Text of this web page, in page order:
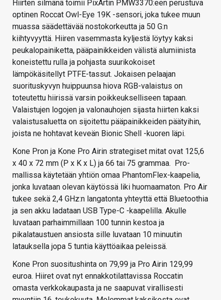
Hiirten silmänä toimii PixArtin PMW3370:een perustuva
optinen Roccat Owl-Eye 19K -sensori, joka tukee muun
muassa säädettävää nostokorkeutta ja 50 G:n
kiihtyvyyttä. Hiiren vasemmasta kyljestä löytyy kaksi
peukalopainiketta, pääpainikkeiden välistä alumiinista
koneistettu rulla ja pohjasta suurikokoiset
lämpökäsitellyt PTFE-tassut. Jokaisen pelaajan
suorituskyvyn huippuunsa hiova RGB-valaistus on
toteutettu hiirissä varsin poikkeukselliseen tapaan.
Valaistujen logojen ja valonauhojen sijasta hiirten kaksi
valaistusaluetta on sijoitettu pääpainikkeiden päätyihin,
joista ne hohtavat keveän Bionic Shell -kuoren läpi.
Kone Pron ja Kone Pro Airin strategiset mitat ovat 125,6
x 40 x 72 mm (P x K x L) ja 66 tai 75 grammaa. Pro-
mallissa käytetään yhtiön omaa PhantomFlex-kaapelia,
jonka luvataan olevan käytössä liki huomaamaton. Pro Air
tukee sekä 2,4 GHz:n langatonta yhteyttä että Bluetoothia
ja sen akku ladataan USB Type-C -kaapelilla. Akulle
luvataan parhaimmillaan 100 tunnin kestoa ja
pikalataustuen ansiosta sille luvataan 10 minuutin
latauksella jopa 5 tuntia käyttöaikaa peleissä.
Kone Pron suositushinta on 79,99 ja Pro Airin 129,99
euroa. Hiiret ovat nyt ennakkotilattavissa Roccatin
omasta verkkokaupasta ja ne saapuvat virallisesti